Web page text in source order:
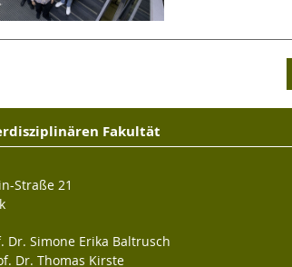
Fakultät
Straße 21
Dr. Simone Erika Baltrusch
Dr. Thomas Kirste